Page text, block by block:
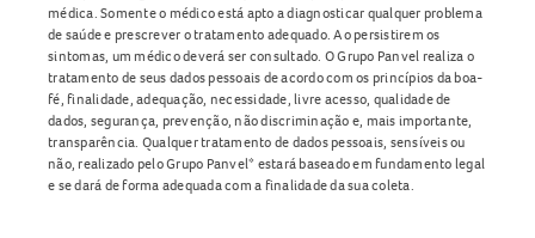
médica. Somente o médico está apto a diagnosticar qualquer problema
de saúde e prescrever o tratamento adequado. Ao persistirem os
sintomas, um médico deverá ser consultado. O Grupo Panvel realiza o
tratamento de seus dados pessoais de acordo com os princípios da boa-
fé, finalidade, adequação, necessidade, livre acesso, qualidade de
dados, segurança, prevenção, não discriminação e, mais importante,
transparência. Qualquer tratamento de dados pessoais, sensíveis ou
não, realizado pelo Grupo Panvel* estará baseado em fundamento legal
e se dará de forma adequada com a finalidade da sua coleta.